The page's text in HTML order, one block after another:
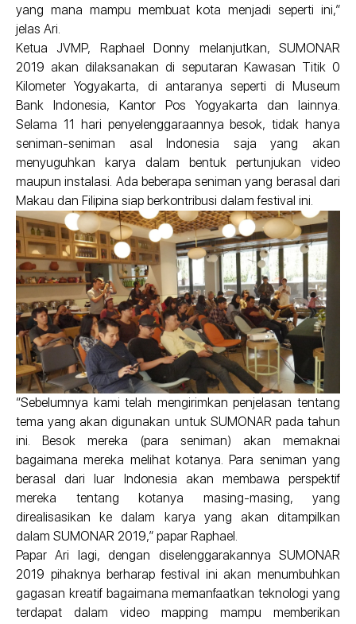
yang mana mampu membuat kota menjadi seperti ini,”
jelas Ari.
Ketua JVMP, Raphael Donny melanjutkan, SUMONAR
2019 akan dilaksanakan di seputaran Kawasan Titik 0
Kilometer Yogyakarta, di antaranya seperti di Museum
Bank Indonesia, Kantor Pos Yogyakarta dan lainnya.
Selama 11 hari penyelenggaraannya besok, tidak hanya
seniman-seniman asal Indonesia saja yang akan
menyuguhkan karya dalam bentuk pertunjukan video
maupun instalasi. Ada beberapa seniman yang berasal dari
Makau dan Filipina siap berkontribusi dalam festival ini.
“Sebelumnya kami telah mengirimkan penjelasan tentang
tema yang akan digunakan untuk SUMONAR pada tahun
ini. Besok mereka (para seniman) akan memaknai
bagaimana mereka melihat kotanya. Para seniman yang
berasal dari luar Indonesia akan membawa perspektif
mereka tentang kotanya masing-masing, yang
direalisasikan ke dalam karya yang akan ditampilkan
dalam SUMONAR 2019,” papar Raphael.
Papar Ari lagi, dengan diselenggarakannya SUMONAR
2019 pihaknya berharap festival ini akan menumbuhkan
gagasan kreatif bagaimana memanfaatkan teknologi yang
terdapat dalam video mapping mampu memberikan